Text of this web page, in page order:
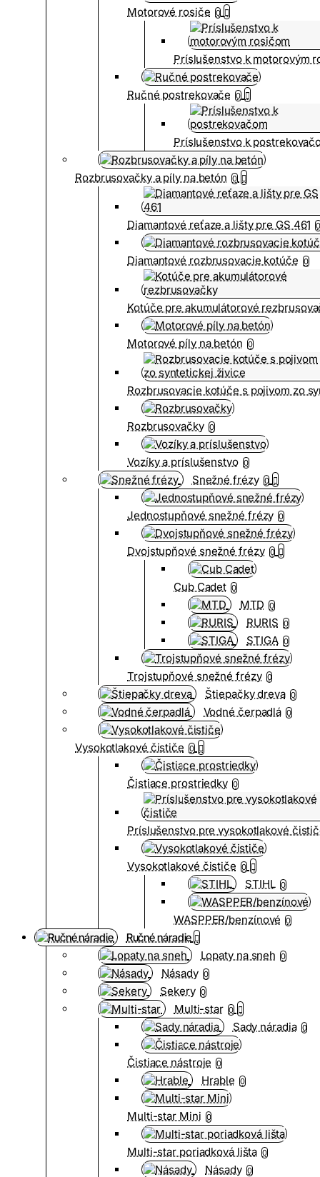
Motorové rosiče 0
Príslušenstvo k motorovým
Ručné postrekovače 0
Príslušenstvo k
Rozbrusovačky a píly na betón 0
Diamantové reťaze a lišty pre GS 461
Diamantové rozbrusovacie kotúče 0
Kotúče pre akumulátorové
Motorové píly na betón 0
Rozbrusovacie kotúče s pojivom zo
Rozbrusovačky 0
Vozíky a príslušenstvo 0
Snežné frézy 0
Jednostupňové snežné frézy 0
Dvojstupňové snežné frézy 0
Cub Cadet 0
MTD 0
RURIS 0
STIGA 0
Trojstupňové snežné frézy 0
Štiepačky dreva 0
Vodné čerpadlá 0
Vysokotlakové čističe 0
Čistiace prostriedky 0
Príslušenstvo pre vysokotlakové
Vysokotlakové čističe 0
STIHL 0
WASPPER/benzínové 0
Ručné náradie
Lopaty na sneh 0
Násady 0
Sekery 0
Multi-star 0
Sady náradia 0
Čistiace nástroje 0
Hrable 0
Multi-star Mini 0
Multi-star poriadková lišta 0
Násady 0